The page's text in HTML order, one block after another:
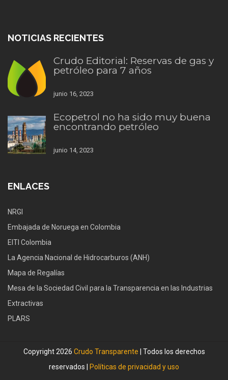
NOTICIAS RECIENTES
Crudo Editorial: Reservas de gas y
petróleo para 7 años
junio 16, 2023
Ecopetrol no ha sido muy buena
encontrando petróleo
junio 14, 2023
ENLACES
NRGI
Embajada de Noruega en Colombia
EITI Colombia
La Agencia Nacional de Hidrocarburos (ANH)
Mapa de Regalías
Mesa de la Sociedad Civil para la Transparencia en las Industrias
Extractivas
PLARS
Copyright 2026 Crudo Transparente | Todos los derechos
reservados |
Políticas de privacidad y uso